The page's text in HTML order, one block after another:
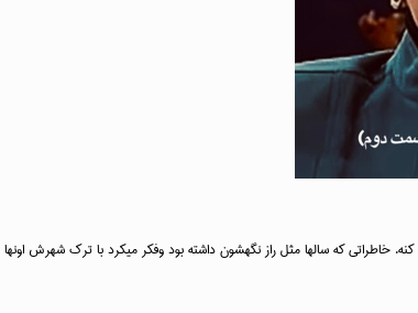
خاطراتی که سالها مثل راز نگهشون داشته بود وفکر میکرد با ترک شهرش